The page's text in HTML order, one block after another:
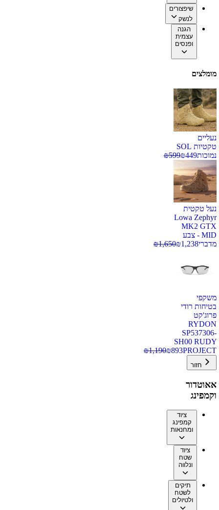
שיפצורים
לנשק
הגנה
עצמית
ופנסים
מומלצים
נעליים
טקטיות SOL
נמוכות
₪449
₪599
נעל טקטית
Lowa Zephyr
MK2 GTX
MID - צבע
מדברי
₪1,238
₪1,650
משקפי
בטיחות רודי
פרוג'קט
RYDON
SP537306-
SH00 RUDY
PROJECT
₪893
₪1,190
חזור
אאוטדור
וקמפינג
ציוד
קמפינג
ומחנאות
ציוד
שטח
ונלווה
תיקים
לשטח
ולטיולים